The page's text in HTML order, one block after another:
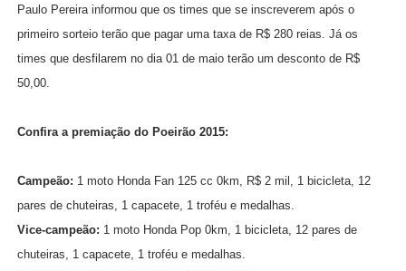
Paulo Pereira informou que os times que se inscreverem após o
primeiro sorteio terão que pagar uma taxa de R$ 280 reias. Já os
times que desfilarem no dia 01 de maio terão um desconto de R$
50,00.
Confira a premiação do Poeirão 2015:
Campeão: 1 moto Honda Fan 125 cc 0km, R$ 2 mil, 1 bicicleta, 12
pares de chuteiras, 1 capacete, 1 troféu e medalhas.
Vice-campeão: 1 moto Honda Pop 0km, 1 bicicleta, 12 pares de
chuteiras, 1 capacete, 1 troféu e medalhas.